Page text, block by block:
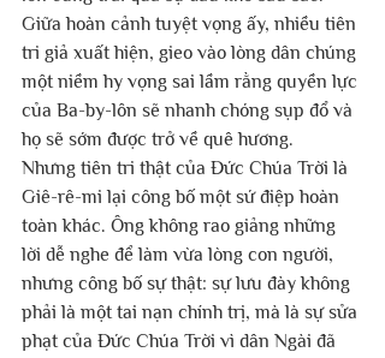
Giữa hoàn cảnh tuyệt vọng ấy, nhiều tiên
tri giả xuất hiện, gieo vào lòng dân chúng
một niềm hy vọng sai lầm rằng quyền lực
của Ba-by-lôn sẽ nhanh chóng sụp đổ và
họ sẽ sớm được trở về quê hương.
Nhưng tiên tri thật của Đức Chúa Trời là
Giê-rê-mi lại công bố một sứ điệp hoàn
toàn khác. Ông không rao giảng những
lời dễ nghe để làm vừa lòng con người,
nhưng công bố sự thật: sự lưu đày không
phải là một tai nạn chính trị, mà là sự sửa
phạt của Đức Chúa Trời vì dân Ngài đã